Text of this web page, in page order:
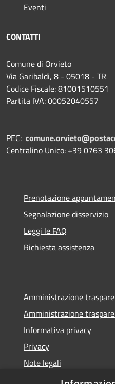
Eventi
CONTATTI
Comune di Orvieto
Via Garibaldi, 8 - 05018 - TR
Codice Fiscale: 81001510551
Partita IVA: 00052040557
PEC:
Centralino Unico: +39 0763
Prenotazione
Segnalazione disservizio
Leggi le FAQ
Richiesta assistenza
Amministrazione
Amministrazione
Informativa privacy
Privacy
Note legali
Dichiarazione di